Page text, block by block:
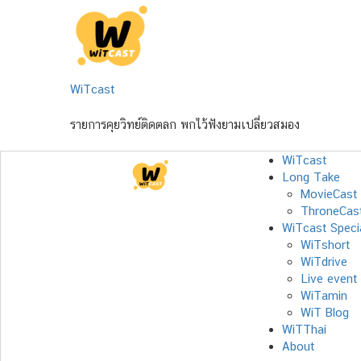
WiTcast
รายการคุยวิทย์ติดตลก พกไว้ฟังยามเปลี่ยวสมอง
WiTcast
Long Take
MovieCast
WiTcast
WiTshort
WiTdrive
Live event
WiTamin
WiT Blog
WiTThai
About